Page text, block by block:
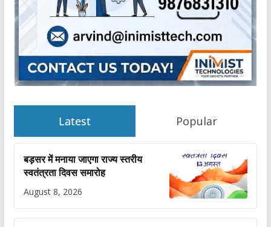
Latest Popular
बड़सर में मनाया जाएगा राज्य स्तरीय
स्वतंत्रता दिवस समारोह
August 8, 2026